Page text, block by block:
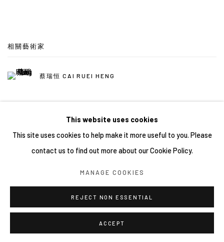
相關藝術家
蔡瑞恒 CAI RUEI HENG
COPYRIGHT © 2026 YIRI ARTS, BACK_Y & YIRI JAKARTA.
ALL RIGHTS RESERVED.
This website uses cookies
This site uses cookies to help make it more useful to you. Please
contact us to find out more about our Cookie Policy.
MANAGE COOKIES
REJECT NON ESSENTIAL
ACCEPT